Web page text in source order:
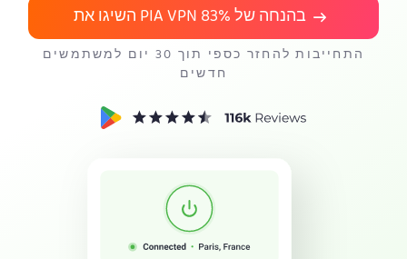
השיגו את PIA VPN בהנחה של83%
התחייבות להחזר כספי תוך 30 יום למשתמשים
חדשים